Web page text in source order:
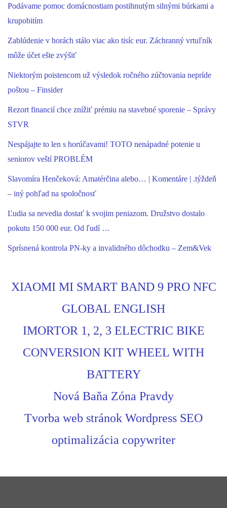
Podávame pomoc domácnostiam postihnutým silnými búrkami a
krupobitím
Zablúdenie v horách stálo viac ako tisíc eur. Záchranný vrtuľník
môže účet ešte zvýšiť
Niektorým poistencom už výsledok ročného zúčtovania nepríde
poštou – Finsider
Rezort financií chce znížiť prémiu na stavebné sporenie – Správy
STVR
Nespájajte to len s horúčavami! TOTO nenápadné potenie u
seniorov veští PROBLÉM
Slavomíra Henčeková: Amatérčina alebo… | Komentáre | .týždeň
– iný pohľad na spoločnosť
Ľudia sa nevedia dostať k svojim peniazom. Družstvo dostalo
pokutu 150 000 eur. Od ľudí …
Sprísnená kontrola PN-ky a invalidného dôchodku – Zem&Vek
XIAOMI MI SMART BAND 9 PRO NFC
GLOBAL ENGLISH
IMORTOR 1, 2, 3 ELECTRIC BIKE
CONVERSION KIT WHEEL WITH
BATTERY
Nová Baňa Zóna Pravdy
Tvorba web stránok Wordpress SEO
optimalizácia copywriter